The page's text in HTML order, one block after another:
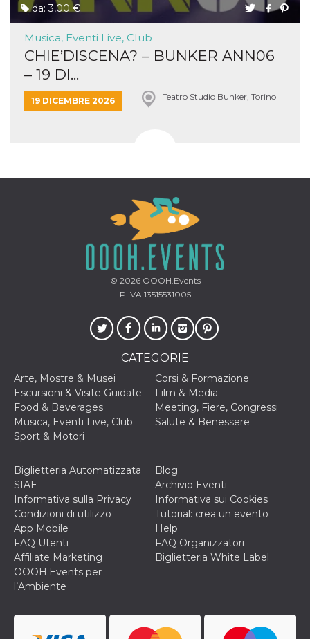
da: 3,00 €
Musica, Eventi Live, Club
CHIE’DISCENA? – BUNKER ANN06
– 19 DI...
19 DICEMBRE 2026 Teatro Studio Bunker, Torino
© 2026OOOH.Events
P.IVA 13515531005
CATEGORIE
Arte, Mostre & Musei
Corsi & Formazione
Escursioni & Visite Guidate
Film & Media
Food & Beverages
Meeting, Fiere, Congressi
Musica, Eventi Live, Club
Salute & Benessere
Sport & Motori
Biglietteria Automatizzata
SIAE
Blog
Archivio Eventi
Informativa sulla Privacy
Informativa sui Cookies
Condizioni di utilizzo
Tutorial: crea un evento
App Mobile
Help
FAQ Utenti
FAQ Organizzatori
Affiliate Marketing
Biglietteria White Label
OOOH.Events per
l’Ambiente